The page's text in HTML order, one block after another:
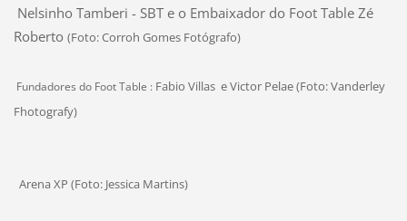
Nelsinho Tamberi - SBT e o Embaixador do Foot Table Zé
Roberto (Foto: Corroh Gomes Fotógrafo)
Fundadores do Foot Table : Fabio Villas e Victor Pelae (Foto: Vanderley
Fhotografy)
Arena XP (Foto: Jessica Martins)